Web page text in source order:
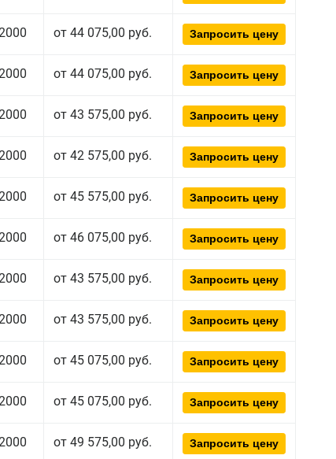
от 44 075,00 руб. Запросить цену
от 44 075,00 руб. Запросить цену
от 43 575,00 руб. Запросить цену
от 42 575,00 руб. Запросить цену
от 45 575,00 руб. Запросить цену
от 46 075,00 руб. Запросить цену
от 43 575,00 руб. Запросить цену
от 43 575,00 руб. Запросить цену
от 45 075,00 руб. Запросить цену
от 45 075,00 руб. Запросить цену
от 49 575,00 руб. Запросить цену